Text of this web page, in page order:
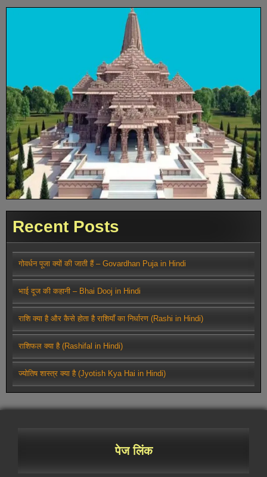
Recent Posts
गोवर्धन पूजा क्यों की जाती हैं – Govardhan Puja in Hindi
भाई दूज की कहानी – Bhai Dooj in Hindi
राशि क्या है और कैसे होता है राशियाँ का निर्धारण (Rashi in Hindi)
राशिफल क्या है (Rashifal in Hindi)
ज्योतिष शास्त्र क्या है (Jyotish Kya Hai in Hindi)
पेज लिंक